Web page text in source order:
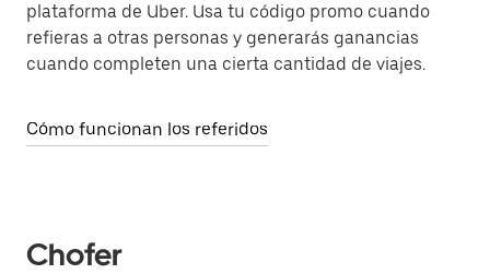
plataforma de Uber. Usa tu código promo cuando
refieras a otras personas y generarás ganancias
cuando completen una cierta cantidad de viajes.
Cómo funcionan los referidos
Chofer